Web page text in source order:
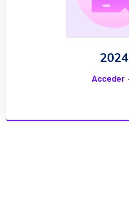
2024
Acceder